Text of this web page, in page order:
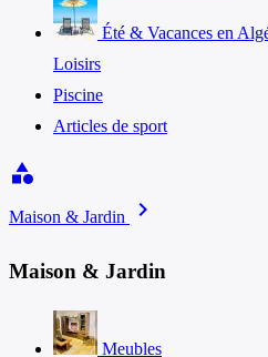
Été & Vacances en
Loisirs
Piscine
Articles de sport
category
Maison & Jardin chevron_right
Maison & Jardin
Meubles